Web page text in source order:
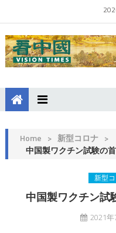
Home > 新型コロナ >
中国製ワクチン試験の
新型
中国製ワクチン試
2021